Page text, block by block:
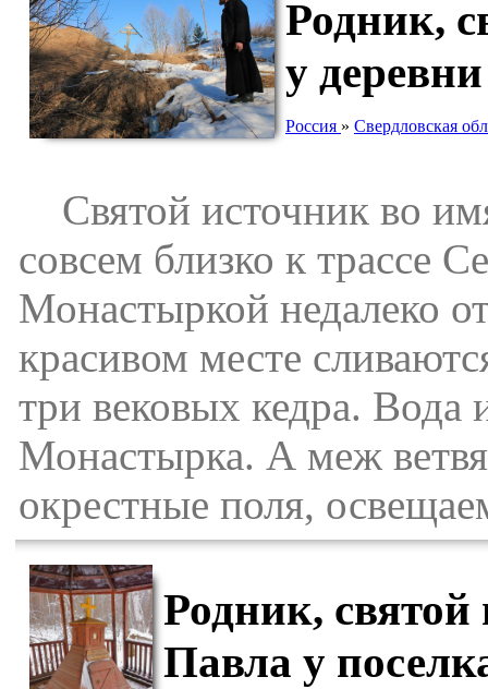
Родник,
у
Россия » Свердловская
Святой источник во
совсем близко к трассе
Монастыркой недалеко
красивом месте
три вековых кедра. Вода
Монастырка. А меж
окрестные поля,
Родник, святой
Павла у